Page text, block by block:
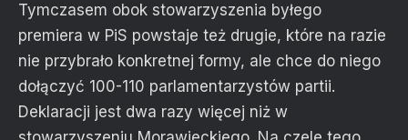
Tymczasem obok stowarzyszenia byłego
premiera w PiS powstaje też drugie, które na razie
nie przybrało konkretnej formy, ale chce do niego
dołączyć 100-110 parlamentarzystów partii.
Deklaracji jest dwa razy więcej niż w